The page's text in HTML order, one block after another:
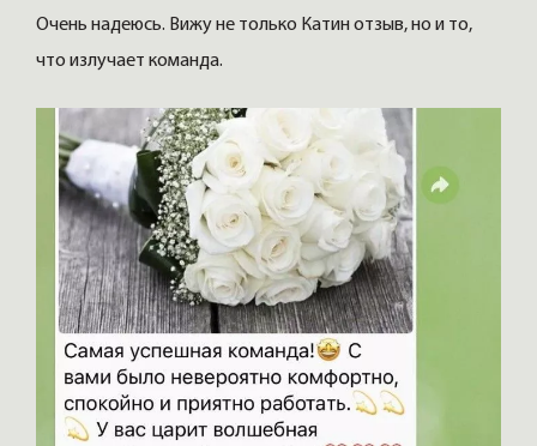
Очень надеюсь. Вижу не только Катин отзыв, но и то,
что излучает команда.